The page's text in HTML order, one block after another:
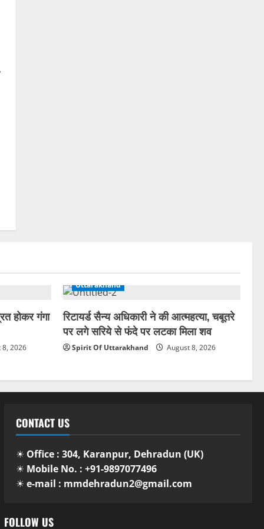
होकर गंगा
2026
Uttarakhand
रिटायर्ड सैन्य अधिकारी ने की आत्महत्या, चबूतरे
पर लगे सरिये से फंदे पर लटका मिला शव
Spirit Of Uttarakhand August 8, 2026
CONTACT US
☀ Office : 304, Karanpur, Dehradun (UK)
☀ Mobile No. : +91-9897077496
☀ e-mail : mmdehradun2@gmail.com
FOLLOW US